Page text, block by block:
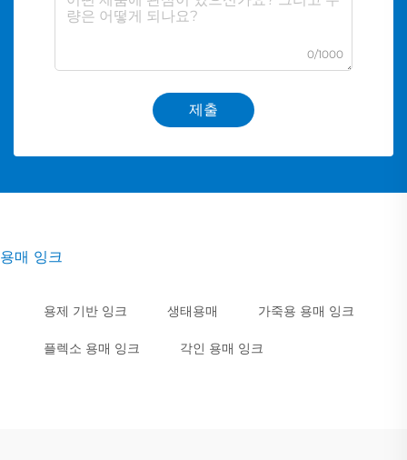
0/1000
제출
용매 잉크
용제 기반 잉크 생태용매 가죽용 용매 잉크
플렉소 용매 잉크 각인 용매 잉크